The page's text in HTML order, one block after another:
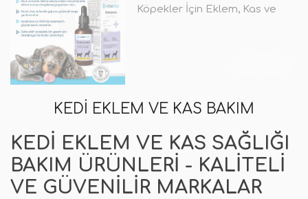
Köpekler İçin Eklem, Kas ve
KEDI EKLEM VE KAS BAKIM
KEDI EKLEM VE KAS SAĞLIĞI
BAKIM ÜRÜNLERI - KALITELI
VE GÜVENILIR MARKALAR